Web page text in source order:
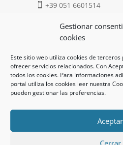
Gestionar
cookies
Este sitio web utiliza cookies de
ofrecer servicios relacionados. Con
todos los cookies. Para informaciones
portal utiliza los cookies leer nuestra
pueden gestionar las preferencias.
Aceptar
Cerrar
 +39 051 6601514
info@geatech.it
Legal:
Privacy policy